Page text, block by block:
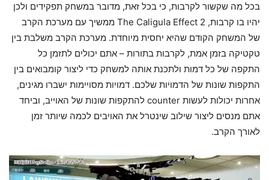
בכל מה שקשור לקרבות, כי בכל זאת, מדובר במשחק תפקידים ולכן
יהיו בו קרבות, The Caligula Effect 2 ממשיך עם מערכת הקרב
של המשחק הקודם שהיא יחסית מיוחדת. מערכת הקרב משלבת בין
טקטיקה בזמן אמת, לקרבות בתורות – אתם יכולים לתזמן כל
התקפה של כל דמות ולתכנת אותה למשחק כדי ליצור קומבואים בין
התקפות שונות של הדמויות שלכם. דמויות מסויימות ישברו מגינים,
אחרות יכולות לעשות counter להתקפות שונות של האוייב, וביחד
אתם מנסים ליצור שילוב שינטרל את האויבים לכמה שיותר זמן
לאורך הקרב.